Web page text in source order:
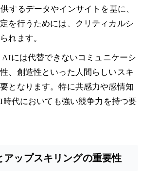
するデータやインサイトを基に、
を行うためには、クリティカルシ
れます。
AIには代替できないコミュニケーシ
、創造性といった人間らしいスキ
となります。特に共感力や感情知
時代においても強い競争力を持つ要
アップスキリングの重要性